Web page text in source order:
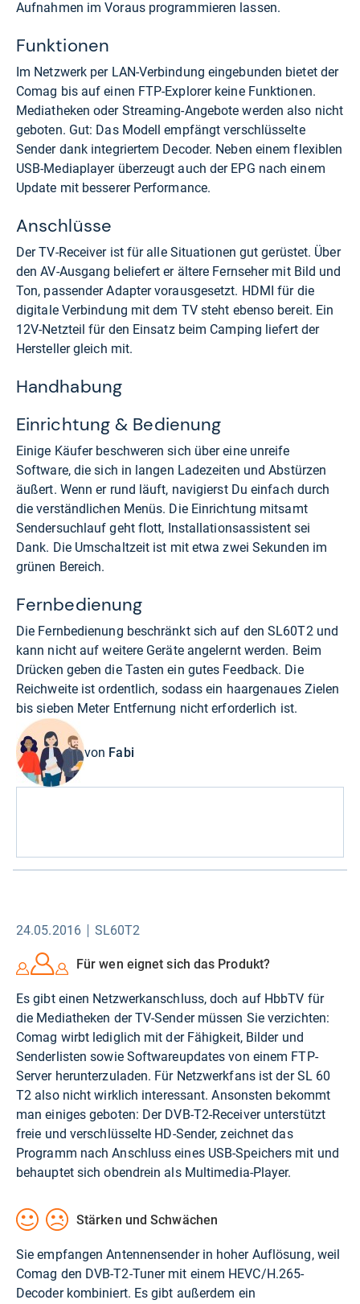
Aufnahmen im Voraus programmieren lassen.
Funktionen
Im Netzwerk per LAN-Verbindung eingebunden bietet der
Comag bis auf einen FTP-Explorer keine Funktionen.
Mediatheken oder Streaming-Angebote werden also nicht
geboten. Gut: Das Modell empfängt verschlüsselte
Sender dank integriertem Decoder. Neben einem flexiblen
USB-Mediaplayer überzeugt auch der EPG nach einem
Update mit besserer Performance.
Anschlüsse
Der TV-Receiver ist für alle Situationen gut gerüstet. Über
den AV-Ausgang beliefert er ältere Fernseher mit Bild und
Ton, passender Adapter vorausgesetzt. HDMI für die
digitale Verbindung mit dem TV steht ebenso bereit. Ein
12V-Netzteil für den Einsatz beim Camping liefert der
Hersteller gleich mit.
Handhabung
Einrichtung & Bedienung
Einige Käufer beschweren sich über eine unreife
Software, die sich in langen Ladezeiten und Abstürzen
äußert. Wenn er rund läuft, navigierst Du einfach durch
die verständlichen Menüs. Die Einrichtung mitsamt
Sendersuchlauf geht flott, Installationsassistent sei
Dank. Die Umschaltzeit ist mit etwa zwei Sekunden im
grünen Bereich.
Fernbedienung
Die Fernbedienung beschränkt sich auf den SL60T2 und
kann nicht auf weitere Geräte angelernt werden. Beim
Drücken geben die Tasten ein gutes Feedback. Die
Reichweite ist ordentlich, sodass ein haargenaues Zielen
bis sieben Meter Entfernung nicht erforderlich ist.
von Fabi
24.05.2016 SL60T2
Für wen eignet sich das Produkt?
Es gibt einen Netzwerkanschluss, doch auf HbbTV für
die Mediatheken der TV-Sender müssen Sie verzichten:
Comag wirbt lediglich mit der Fähigkeit, Bilder und
Senderlisten sowie Softwareupdates von einem FTP-
Server herunterzuladen. Für Netzwerkfans ist der SL 60
T2 also nicht wirklich interessant. Ansonsten bekommt
man einiges geboten: Der DVB-T2-Receiver unterstützt
freie und verschlüsselte HD-Sender, zeichnet das
Programm nach Anschluss eines USB-Speichers mit und
behauptet sich obendrein als Multimedia-Player.
Stärken und Schwächen
Sie empfangen Antennensender in hoher Auflösung, weil
Comag den DVB-T2-Tuner mit einem HEVC/H.265-
Decoder kombiniert. Es gibt außerdem ein